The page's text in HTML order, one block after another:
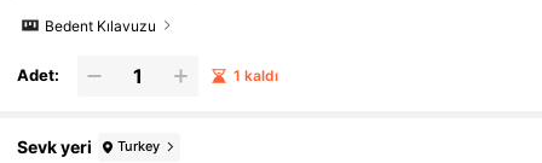
Bedent Kılavuzu
Adet: 1 kaldı
Sevk yeri Turkey